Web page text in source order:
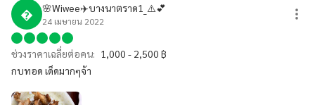
 🌸Wiwee✈️บางนาตราด1_⚠️💕
24 เมษายน 2022
ช่วงราคาเฉลี่ยต่อคน: 1,000 - 2,500 ฿
กบทอด เด็ดมากๆจ้า